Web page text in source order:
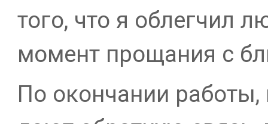
того, что я облегчил
момент прощания с
По окончании